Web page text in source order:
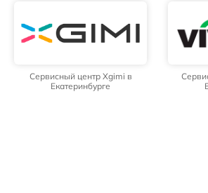
Сервисный центр Xgimi в
Екатеринбурге